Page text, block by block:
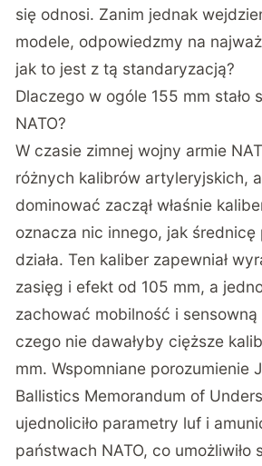
się odnosi. Zanim jednak
modele, odpowiedzmy na
jak to jest z tą standaryzacją?
Dlaczego w ogóle 155 mm stało
NATO?
W czasie zimnej wojny armie
różnych kalibrów artyleryjskich,
dominować zaczął właśnie
oznacza nic innego, jak
działa. Ten kaliber zapewniał
zasięg i efekt od 105 mm, a
zachować mobilność i
czego nie dawałyby cięższe
mm. Wspomniane porozumienie
Ballistics Memorandum of
ujednoliciło parametry luf i
państwach NATO, co umożliwiło